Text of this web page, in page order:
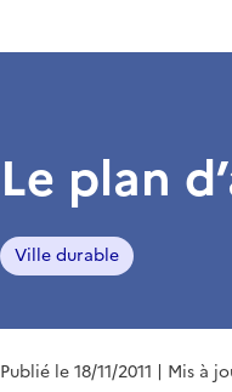
Le plan
Ville durable
Publié le 18/11/2011 | Mis à